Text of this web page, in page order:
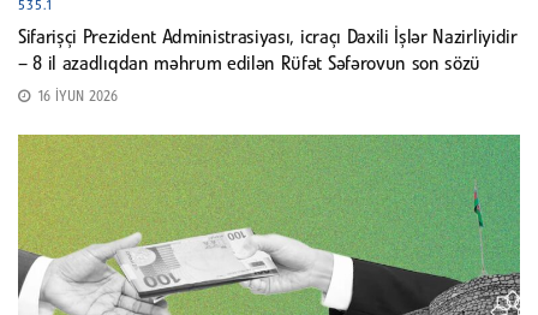
535.1
Sifarişçi Prezident Administrasiyası, icraçı Daxili İşlər Nazirliyidir
– 8 il azadlıqdan məhrum edilən Rüfət Səfərovun son sözü
16 İYUN 2026